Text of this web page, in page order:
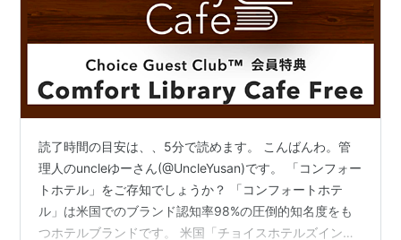
読了時間の目安は、、5分で読めます。 こんばんわ。管
理人のuncleゆーさん(@UncleYusan)です。 「コンフォー
トホテル」をご存知でしょうか？ 「コンフォートホテ
ル」は米国でのブランド認知率98%の圧倒的知名度をも
つホテルブランドです。 米国「チョイスホテルズインタ